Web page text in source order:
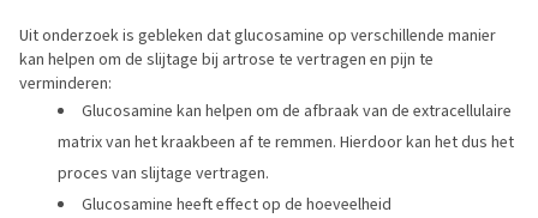
Uit onderzoek is gebleken dat glucosamine op verschillende manier
kan helpen om de slijtage bij artrose te vertragen en pijn te
verminderen:
Glucosamine kan helpen om de afbraak van de extracellulaire
matrix van het kraakbeen af te remmen. Hierdoor kan het dus het
proces van slijtage vertragen.
Glucosamine heeft effect op de hoeveelheid